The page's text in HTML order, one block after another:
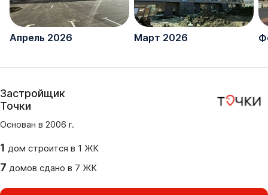
Апрель 2026 Март 2026
Застройщик
Точки
Основан в 2006 г.
1 дом строится в 1 ЖК
7 домов сдано в 7 ЖК